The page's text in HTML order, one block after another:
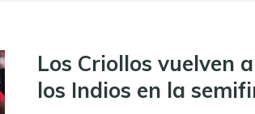
Los Criollos vuelven
los Indios en la